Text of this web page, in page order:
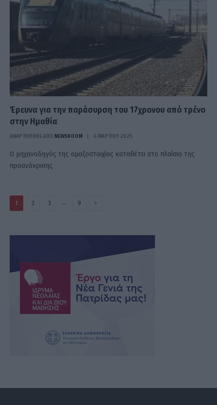
Έρευνα για την παράσυρση του 17χρονου από τρένο
στην Ημαθία
ΑΝΑΡΤΗΘΗΚΕ ΑΠΟ NEWSROOM 6 ΜΑΡΤΊΟΥ 2025
Ο μηχανοδηγός της αμαξοστοιχίας καταθέτει στο πλαίσιο της
προανάκρισης
1 2 3 … 9 Επόμενο